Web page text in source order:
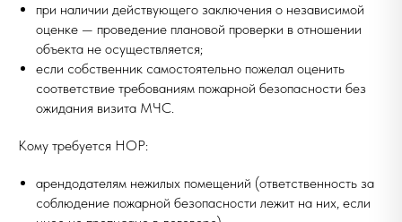
при наличии действующего заключения о независимой
оценке — проведение плановой проверки в отношении
объекта не осуществляется;
если собственник самостоятельно пожелал оценить
соответствие требованиям пожарной безопасности без
ожидания визита МЧС.
Кому требуется НОР:
арендодателям нежилых помещений (ответственность за
соблюдение пожарной безопасности лежит на них, если